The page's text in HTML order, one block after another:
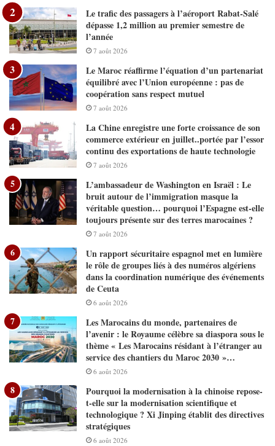
Le trafic des passagers à l’aéroport Rabat-Salé
dépasse 1,2 million au premier semestre de
l’année
7 août 2026
Le Maroc réaffirme l’équation d’un partenariat
équilibré avec l’Union européenne : pas de
coopération sans respect mutuel
7 août 2026
La Chine enregistre une forte croissance de son
commerce extérieur en juillet..portée par l’essor
continu des exportations de haute technologie
7 août 2026
L’ambassadeur de Washington en Israël : Le
bruit autour de l’immigration masque la
véritable question… pourquoi l’Espagne est-elle
toujours présente sur des terres marocaines ?
7 août 2026
Un rapport sécuritaire espagnol met en lumière
le rôle de groupes liés à des numéros algériens
dans la coordination numérique des événements
de Ceuta
6 août 2026
Les Marocains du monde, partenaires de
l’avenir : le Royaume célèbre sa diaspora sous le
thème « Les Marocains résidant à l’étranger au
service des chantiers du Maroc 2030 »…
6 août 2026
Pourquoi la modernisation à la chinoise repose-
t-elle sur la modernisation scientifique et
technologique ? Xi Jinping établit des directives
stratégiques
6 août 2026